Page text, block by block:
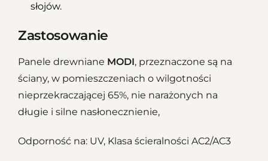
słojów.
Zastosowanie
Panele drewniane MODI, przeznaczone są na
ściany, w pomieszczeniach o wilgotności
nieprzekraczającej 65%, nie narażonych na
długie i silne nasłonecznienie,
Odporność na: UV, Klasa ścieralności AC2/AC3